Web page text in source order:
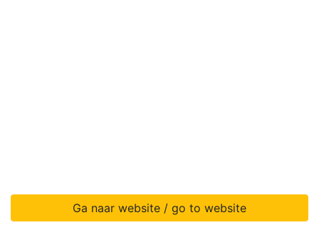
Ga naar website / go to website